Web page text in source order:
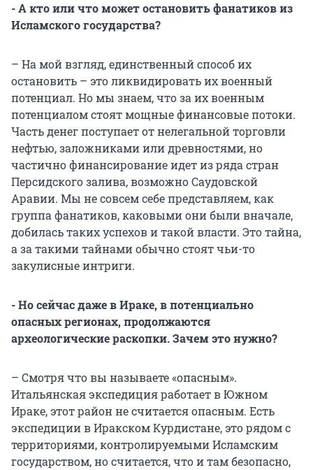
- А кто или что может остановить фанатиков из
Исламского государства?
– На мой взгляд, единственный способ их
остановить – это ликвидировать их военный
потенциал. Но мы знаем, что за их военным
потенциалом стоят мощные финансовые потоки.
Часть денег поступает от нелегальной торговли
нефтью, заложниками или древностями, но
частично финансирование идет из ряда стран
Персидского залива, возможно Саудовской
Аравии. Мы не совсем себе представляем, как
группа фанатиков, каковыми они были вначале,
добилась таких успехов и такой власти. Это тайна,
а за такими тайнами обычно стоят чьи-то
закулисные интриги.
- Но сейчас даже в Ираке, в потенциально
опасных регионах, продолжаются
археологические раскопки. Зачем это нужно?
– Смотря что вы называете «опасным».
Итальянская экспедиция работает в Южном
Ираке, этот район не считается опасным. Есть
экспедиции в Иракском Курдистане, это рядом с
территориями, контролируемыми Исламским
государством, но считается, что и там безопасно,